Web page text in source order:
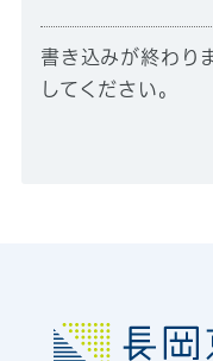
書き込みが終わり
してください。